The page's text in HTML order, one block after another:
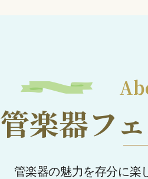
管楽器フ
管楽器の魅力を存分に楽